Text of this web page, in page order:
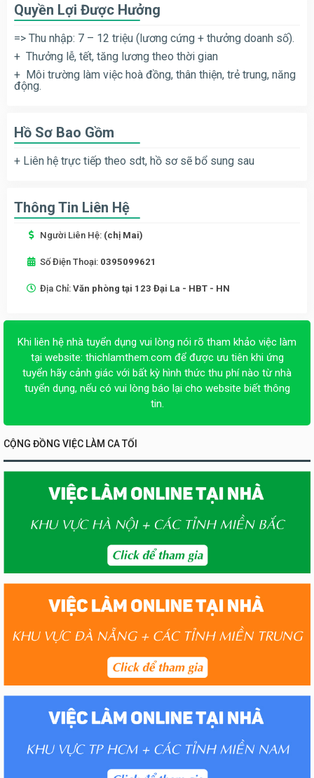
Quyền Lợi Được Hưởng
=> Thu nhập: 7 – 12 triệu (lương cứng + thưởng doanh số).
+ Thưởng lễ, tết, tăng lương theo thời gian
+ Môi trường làm việc hoà đồng, thân thiện, trẻ trung, năng
động.
Hồ Sơ Bao Gồm
+ Liên hệ trực tiếp theo sdt, hồ sơ sẽ bổ sung sau
Thông Tin Liên Hệ
Người Liên Hệ: (chị Mai)
Số Điện Thoại: 0395099621
Địa Chỉ: Văn phòng tại 123 Đại La - HBT - HN
Khi liên hệ nhà tuyển dụng vui lòng nói rõ tham khảo việc làm
tại website: thichlamthem.com để được ưu tiên khi ứng
tuyển hãy cảnh giác với bất kỳ hình thức thu phí nào từ nhà
tuyển dụng, nếu có vui lòng báo lại cho website biết thông
tin.
CỘNG ĐỒNG VIỆC LÀM CA TỐI